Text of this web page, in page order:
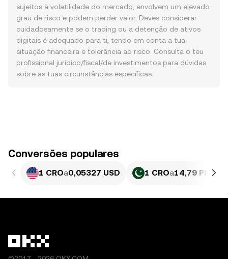
sujeitos à volatilidade do mercado, envolvem um elevado
grau de risco e podem perder valor. Deves considerar
cuidadosamente se o trading ou a detenção de ativos
digitais é adequado para ti, tendo em conta a tua
situação financeira e tolerância ao risco. Consulta o teu
profissional jurídico/fiscal/de investimentos para dúvidas
sobre as tuas circunstâncias específicas.
Conversões populares
1 CROa0,05327 USD 1 CROa14,79 PKR